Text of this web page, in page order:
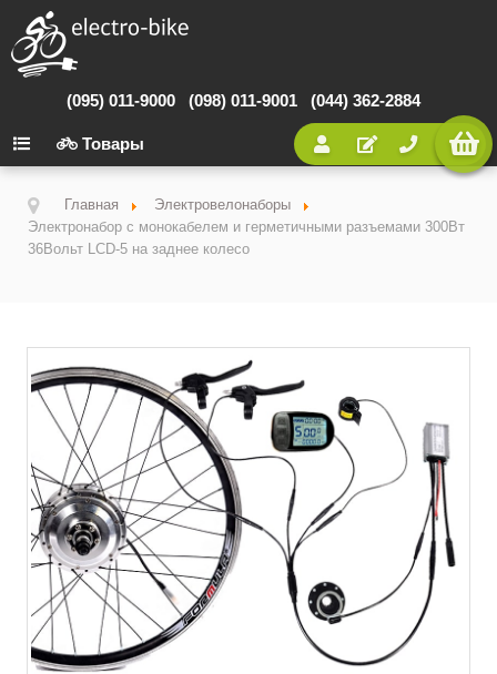
(095) 011-9000 (098) 011-9001 (044) 362-2884
Товары
Главная
Электровелонаборы
Электронабор с монокабелем и герметичными разъемами 300Вт
36Вольт LCD-5 на заднее колесо